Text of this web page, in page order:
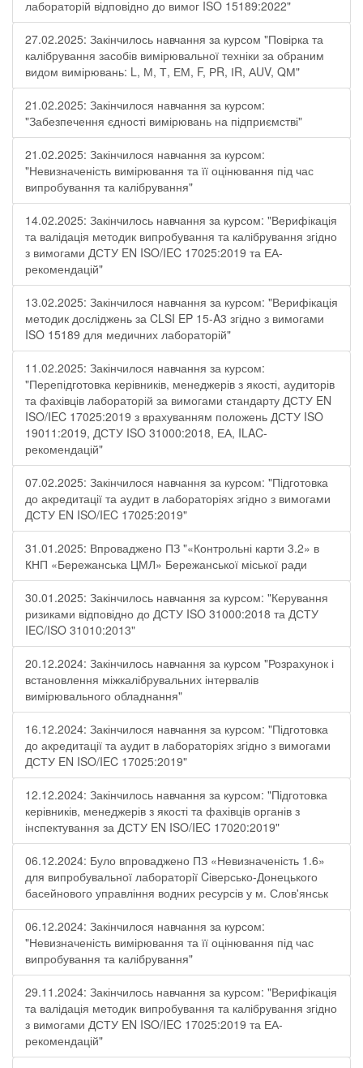
лабораторій відповідно до вимог ISO 15189:2022"
27.02.2025: Закінчилось навчання за курсом "Повірка та
калібрування засобів вимірювальної техніки за обраним
видом вимірювань: L, М, Т, ЕМ, F, РR, ІR, АUV, QМ"
21.02.2025: Закінчилося навчання за курсом:
"Забезпечення єдності вимірювань на підприємстві"
21.02.2025: Закінчилося навчання за курсом:
"Невизначеність вимірювання та її оцінювання під час
випробування та калібрування"
14.02.2025: Закінчилось навчання за курсом: "Верифікація
та валідація методик випробування та калібрування згідно
з вимогами ДСТУ EN ISO/IEC 17025:2019 та ЕА-
рекомендацій"
13.02.2025: Закінчилося навчання за курсом: "Верифікація
методик досліджень за CLSI EP 15-A3 згідно з вимогами
ISO 15189 для медичних лабораторій"
11.02.2025: Закінчилося навчання за курсом:
"Перепідготовка керівників, менеджерів з якості, аудиторів
та фахівців лабораторій за вимогами стандарту ДСТУ EN
ISO/IEC 17025:2019 з врахуванням положень ДСТУ ISO
19011:2019, ДСТУ ISO 31000:2018, ЕА, ILAC-
рекомендацій"
07.02.2025: Закінчилося навчання за курсом: "Підготовка
до акредитації та аудит в лабораторіях згідно з вимогами
ДСТУ EN ISO/IEC 17025:2019"
31.01.2025: Впроваджено ПЗ "«Контрольні карти 3.2» в
КНП «Бережанська ЦМЛ» Бережанської міської ради
30.01.2025: Закінчилось навчання за курсом: "Керування
ризиками відповідно до ДСТУ ISO 31000:2018 та ДСТУ
IEC/ISO 31010:2013"
20.12.2024: Закінчилось навчання за курсом "Розрахунок і
встановлення міжкалібрувальних інтервалів
вимірювального обладнання"
16.12.2024: Закінчилося навчання за курсом: "Підготовка
до акредитації та аудит в лабораторіях згідно з вимогами
ДСТУ EN ISO/IEC 17025:2019"
12.12.2024: Закінчилось навчання за курсом: "Підготовка
керівників, менеджерів з якості та фахівців органів з
інспектування за ДСТУ EN ISO/IEC 17020:2019"
06.12.2024: Було впроваджено ПЗ «Невизначеність 1.6»
для випробувальної лабораторії Cіверсько-Донецького
басейнового управління водних ресурсів у м. Слов'янськ
06.12.2024: Закінчилося навчання за курсом:
"Невизначеність вимірювання та її оцінювання під час
випробування та калібрування"
29.11.2024: Закінчилось навчання за курсом: "Верифікація
та валідація методик випробування та калібрування згідно
з вимогами ДСТУ EN ISO/IEC 17025:2019 та ЕА-
рекомендацій"